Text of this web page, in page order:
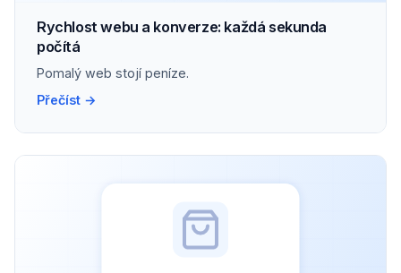
Rychlost webu a konverze: každá sekunda
počítá
Pomalý web stojí peníze.
Přečíst →